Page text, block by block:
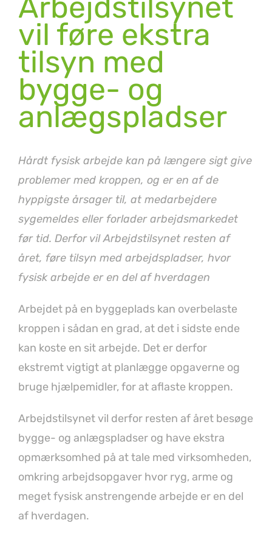
vil føre ekstra
tilsyn med
bygge- og
anlægspladser
Hårdt fysisk arbejde kan på længere sigt give
problemer med kroppen, og er en af de
hyppigste årsager til, at medarbejdere
sygemeldes eller forlader arbejdsmarkedet
før tid. Derfor vil Arbejdstilsynet resten af
året, føre tilsyn med arbejdspladser, hvor
fysisk arbejde er en del af hverdagen
Arbejdet på en byggeplads kan overbelaste
kroppen i sådan en grad, at det i sidste ende
kan koste en sit arbejde. Det er derfor
ekstremt vigtigt at planlægge opgaverne og
bruge hjælpemidler, for at aflaste kroppen.
Arbejdstilsynet vil derfor resten af året besøge
bygge- og anlægspladser og have ekstra
opmærksomhed på at tale med virksomheden,
omkring arbejdsopgaver hvor ryg, arme og
meget fysisk anstrengende arbejde er en del
af hverdagen.